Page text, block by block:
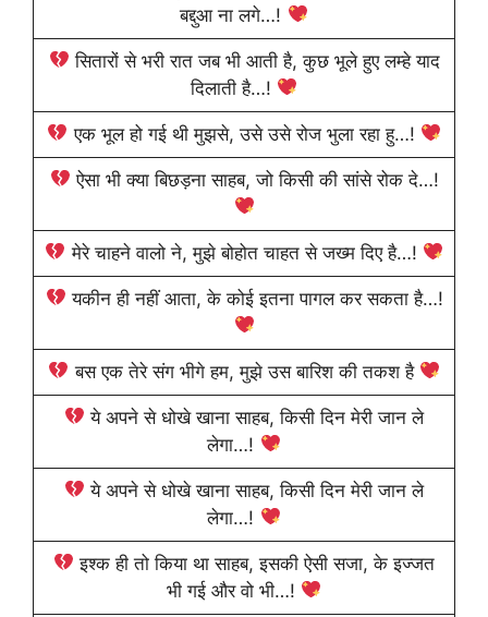
बद्दुआ ना लगे…!
सितारों से भरी रात जब भी आती है, कुछ भूले हुए लम्हे याद
दिलाती है…!
एक भूल हो गई थी मुझसे, उसे उसे रोज भुला रहा हु…!
ऐसा भी क्या बिछड़ना साहब, जो किसी की सांसे रोक दे…!
मेरे चाहने वालो ने, मुझे बोहोत चाहत से जख्म दिए है…!
यकीन ही नहीं आता, के कोई इतना पागल कर सकता है…!
बस एक तेरे संग भीगे हम, मुझे उस बारिश की तकश है
ये अपने से धोखे खाना साहब, किसी दिन मेरी जान ले
लेगा…!
ये अपने से धोखे खाना साहब, किसी दिन मेरी जान ले
लेगा…!
इश्क ही तो किया था साहब, इसकी ऐसी सजा, के इज्जत
भी गई और वो भी…!